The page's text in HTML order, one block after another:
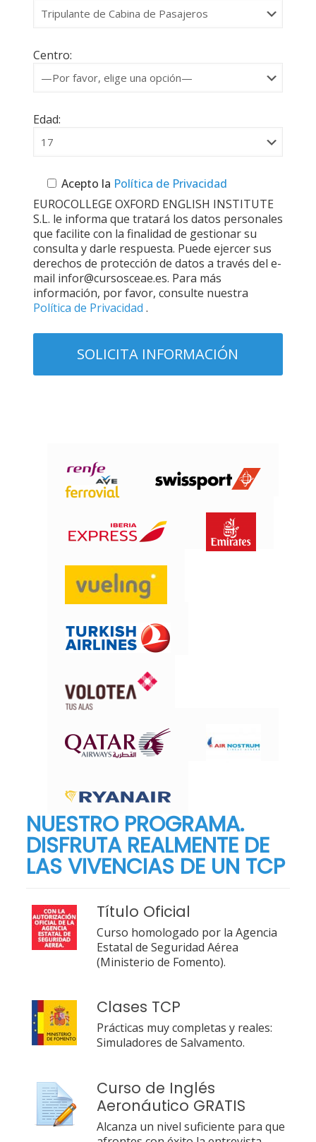
Centro:
Edad:
Acepto la Política de Privacidad
EUROCOLLEGE OXFORD ENGLISH INSTITUTE
S.L. le informa que tratará los datos personales
que facilite con la finalidad de gestionar su
consulta y darle respuesta. Puede ejercer sus
derechos de protección de datos a través del e-
mail infor@cursosceae.es. Para más
información, por favor, consulte nuestra
Política de Privacidad .
NUESTRO PROGRAMA.
DISFRUTA REALMENTE DE
LAS VIVENCIAS DE UN TCP
Título Oficial
Curso homologado por la Agencia
Estatal de Seguridad Aérea
(Ministerio de Fomento).
Clases TCP
Prácticas muy completas y reales:
Simuladores de Salvamento.
Curso de Inglés
Aeronáutico GRATIS
Alcanza un nivel suficiente para que